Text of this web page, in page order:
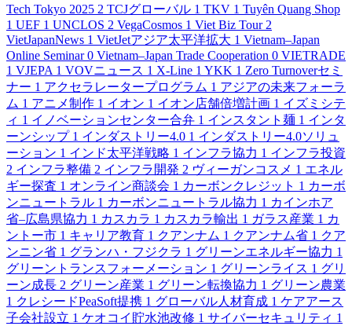
Tech Tokyo 2025 2 TCJグローバル 1 TKV 1 Tuyên Quang Shop
1 UEF 1 UNCLOS 2 VegaCosmos 1 Viet Biz Tour 2
VietJapanNews 1 VietJetアジア太平洋拡大 1 Vietnam–Japan
Online Seminar 0 Vietnam–Japan Trade Cooperation 0 VIETRADE
1 VJEPA 1 VOVニュース 1 X-Line 1 YKK 1 Zero Turnoverセミ
ナー 1 アクセラレータープログラム 1 アジアの未来フォーラ
ム 1 アニメ制作 1 イオン 1 イオン店舗倍増計画 1 イズミシテ
ィ 1 イノベーションセンター合弁 1 インスタント麺 1 インタ
ーンシップ 1 インダストリー4.0 1 インダストリー4.0ソリュ
ーション 1 インド太平洋戦略 1 インフラ協力 1 インフラ投資
2 インフラ整備 2 インフラ開発 2 ヴィーガンコスメ 1 エネル
ギー探査 1 オンライン商談会 1 カーボンクレジット 1 カーボ
ンニュートラル 1 カーボンニュートラル協力 1 カインホア
省–広島県協力 1 カスカラ 1 カスカラ輸出 1 ガラス産業 1 カ
ントー市 1 キャリア教育 1 クアンナム 1 クアンナム省 1 クア
ンニン省 1 グランハ・フジクラ 1 グリーンエネルギー協力 1
グリーントランスフォーメーション 1 グリーンライス 1 グリ
ーン成長 2 グリーン産業 1 グリーン転換協力 1 グリーン農業
1 クレシードPeaSoft提携 1 グローバル人材育成 1 ケアアース
子会社設立 1 ケオコイ貯水池改修 1 サイバーセキュリティ 1